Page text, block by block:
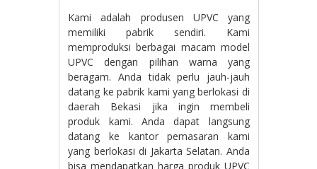
Kami adalah produsen UPVC yang
memiliki pabrik sendiri. Kami
memproduksi berbagai macam model
UPVC dengan pilihan warna yang
beragam. Anda tidak perlu jauh-jauh
datang ke pabrik kami yang berlokasi di
daerah Bekasi jika ingin membeli
produk kami. Anda dapat langsung
datang ke kantor pemasaran kami
yang berlokasi di Jakarta Selatan. Anda
bisa mendapatkan harga produk UPVC